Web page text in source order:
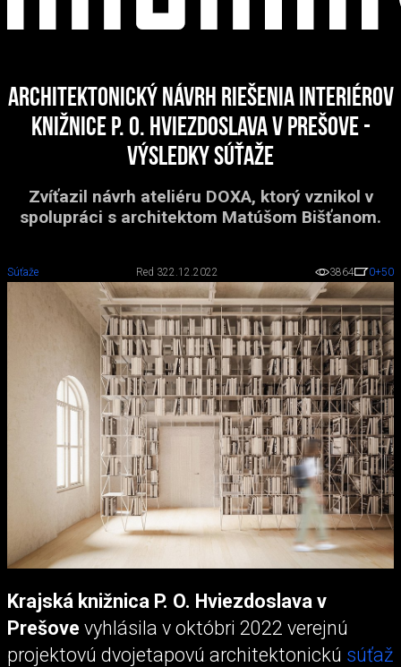
Architektonický návrh riešenia interiérov
knižnice P. O. Hviezdoslava v Prešove -
výsledky súťaže
Zvíťazil návrh ateliéru DOXA, ktorý vznikol v
spolupráci s architektom Matúšom Bišťanom.
Súťaže Red 322.12.2022 3864 0+50
Krajská knižnica P. O. Hviezdoslava v
Prešove vyhlásila v októbri 2022 verejnú
projektovú dvojetapovú architektonickú súťaž